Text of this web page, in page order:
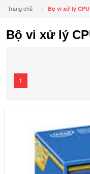
Trang chủ —› Bộ vi xử lý CPU
Bộ vi xử lý
1